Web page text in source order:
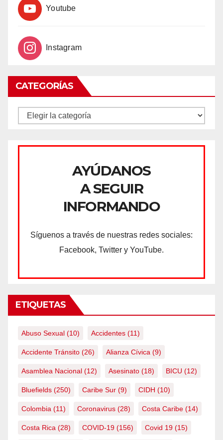
Youtube
Instagram
CATEGORÍAS
CATEGORÍAS
AYÚDANOS
A SEGUIR
INFORMANDO
Síguenos a través de nuestras redes sociales:
Facebook, Twitter y YouTube.
ETIQUETAS
Abuso Sexual (10) Accidentes (11)
Accidente Tránsito (26) Alianza Cívica (9)
Asamblea Nacional (12) Asesinato (18) BICU (12)
Bluefields (250) Caribe Sur (9) CIDH (10)
Colombia (11) Coronavirus (28) Costa Caribe (14)
Costa Rica (28) COVID-19 (156) Covid 19 (15)